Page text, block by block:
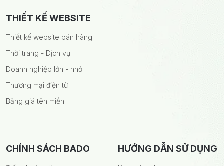
THIẾT KẾ WEBSITE
Thiết kế website bán hàng
Thời trang - Dịch vụ
Doanh nghiệp lớn - nhỏ
Thương mại điện tử
Bảng giá tên miền
CHÍNH SÁCH BADO HƯỚNG DẪN SỬ DỤNG